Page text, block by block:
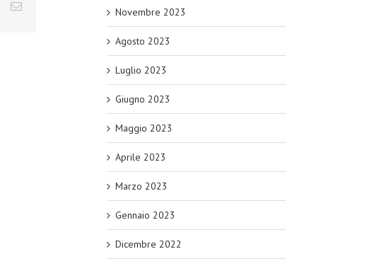
Novembre 2023
Agosto 2023
Luglio 2023
Giugno 2023
Maggio 2023
Aprile 2023
Marzo 2023
Gennaio 2023
Dicembre 2022